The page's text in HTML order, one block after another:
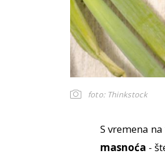
foto: Thinkstock
S vremena
masnoća -